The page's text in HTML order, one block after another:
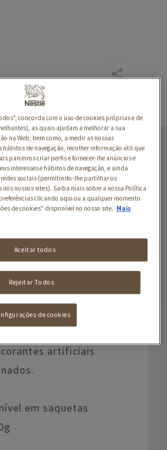
BATATAS EM
Adulto -um
húmido 100%
adultos
em molho com
batatas
completo para
artificiais
em saquetas
concorda com o uso de cookies próprias e de
as quais ajudam a melhorar a sua
na Web, bem como, a medir as nossas
hábitos de navegação, recolher informação útil que
parceiros criar perfis e fornecer-lhe anúncios e
interesses e hábitos de navegação, e ainda
sociais (permitindo-lhe partilhar os
nossos sites). Saiba mais sobre a nossa Política
clicando aqui ou a qualquer momento
de cookies" disponível no nosso site. Mais
Rejeitar Todos
Aceitar todos
de cookies